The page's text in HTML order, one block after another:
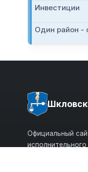
Инвестиции
Один район -
Официальный